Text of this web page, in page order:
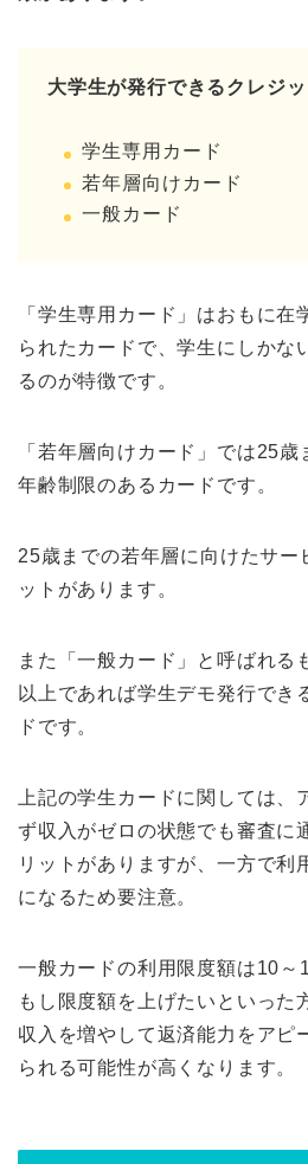
大学生が発行できるクレジ
学生専用カード
若年層向けカード
一般カード
「学生専用カード」はおもに在
られたカードで、学生にしかな
るのが特徴です。
「若年層向けカード」では25歳
年齢制限のあるカードです。
25歳までの若年層に向けたサー
ットがあります。
また「一般カード」と呼ばれる
以上であれば学生デモ発行でき
ドです。
上記の学生カードに関しては、
ず収入がゼロの状態でも審査に
リットがありますが、一方で利
になるため要注意。
一般カードの利用限度額は10～
もし限度額を上げたいといった
収入を増やして返済能力をアピ
られる可能性が高くなります。